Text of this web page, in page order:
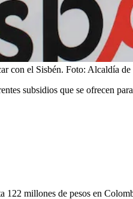
con el Sisbén. Foto: Alcaldía de
subsidios que se ofrecen
122 millones de pesos en